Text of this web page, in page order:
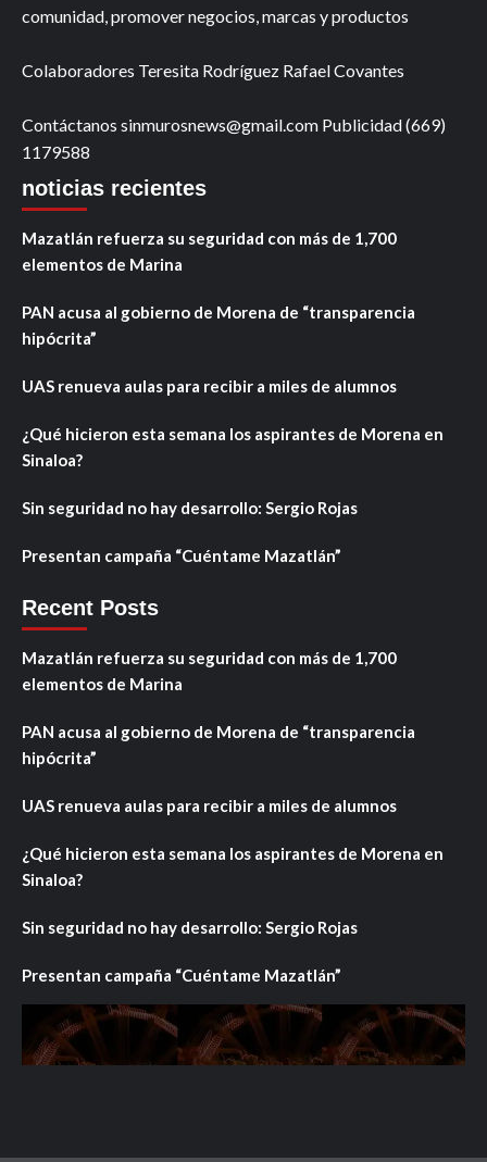
comunidad, promover negocios, marcas y productos
Colaboradores Teresita Rodríguez Rafael Covantes
Contáctanos sinmurosnews@gmail.com Publicidad (669)
1179588
noticias recientes
Mazatlán refuerza su seguridad con más de 1,700
elementos de Marina
PAN acusa al gobierno de Morena de “transparencia
hipócrita”
UAS renueva aulas para recibir a miles de alumnos
¿Qué hicieron esta semana los aspirantes de Morena en
Sinaloa?
Sin seguridad no hay desarrollo: Sergio Rojas
Presentan campaña “Cuéntame Mazatlán”
Recent Posts
Mazatlán refuerza su seguridad con más de 1,700
elementos de Marina
PAN acusa al gobierno de Morena de “transparencia
hipócrita”
UAS renueva aulas para recibir a miles de alumnos
¿Qué hicieron esta semana los aspirantes de Morena en
Sinaloa?
Sin seguridad no hay desarrollo: Sergio Rojas
Presentan campaña “Cuéntame Mazatlán”